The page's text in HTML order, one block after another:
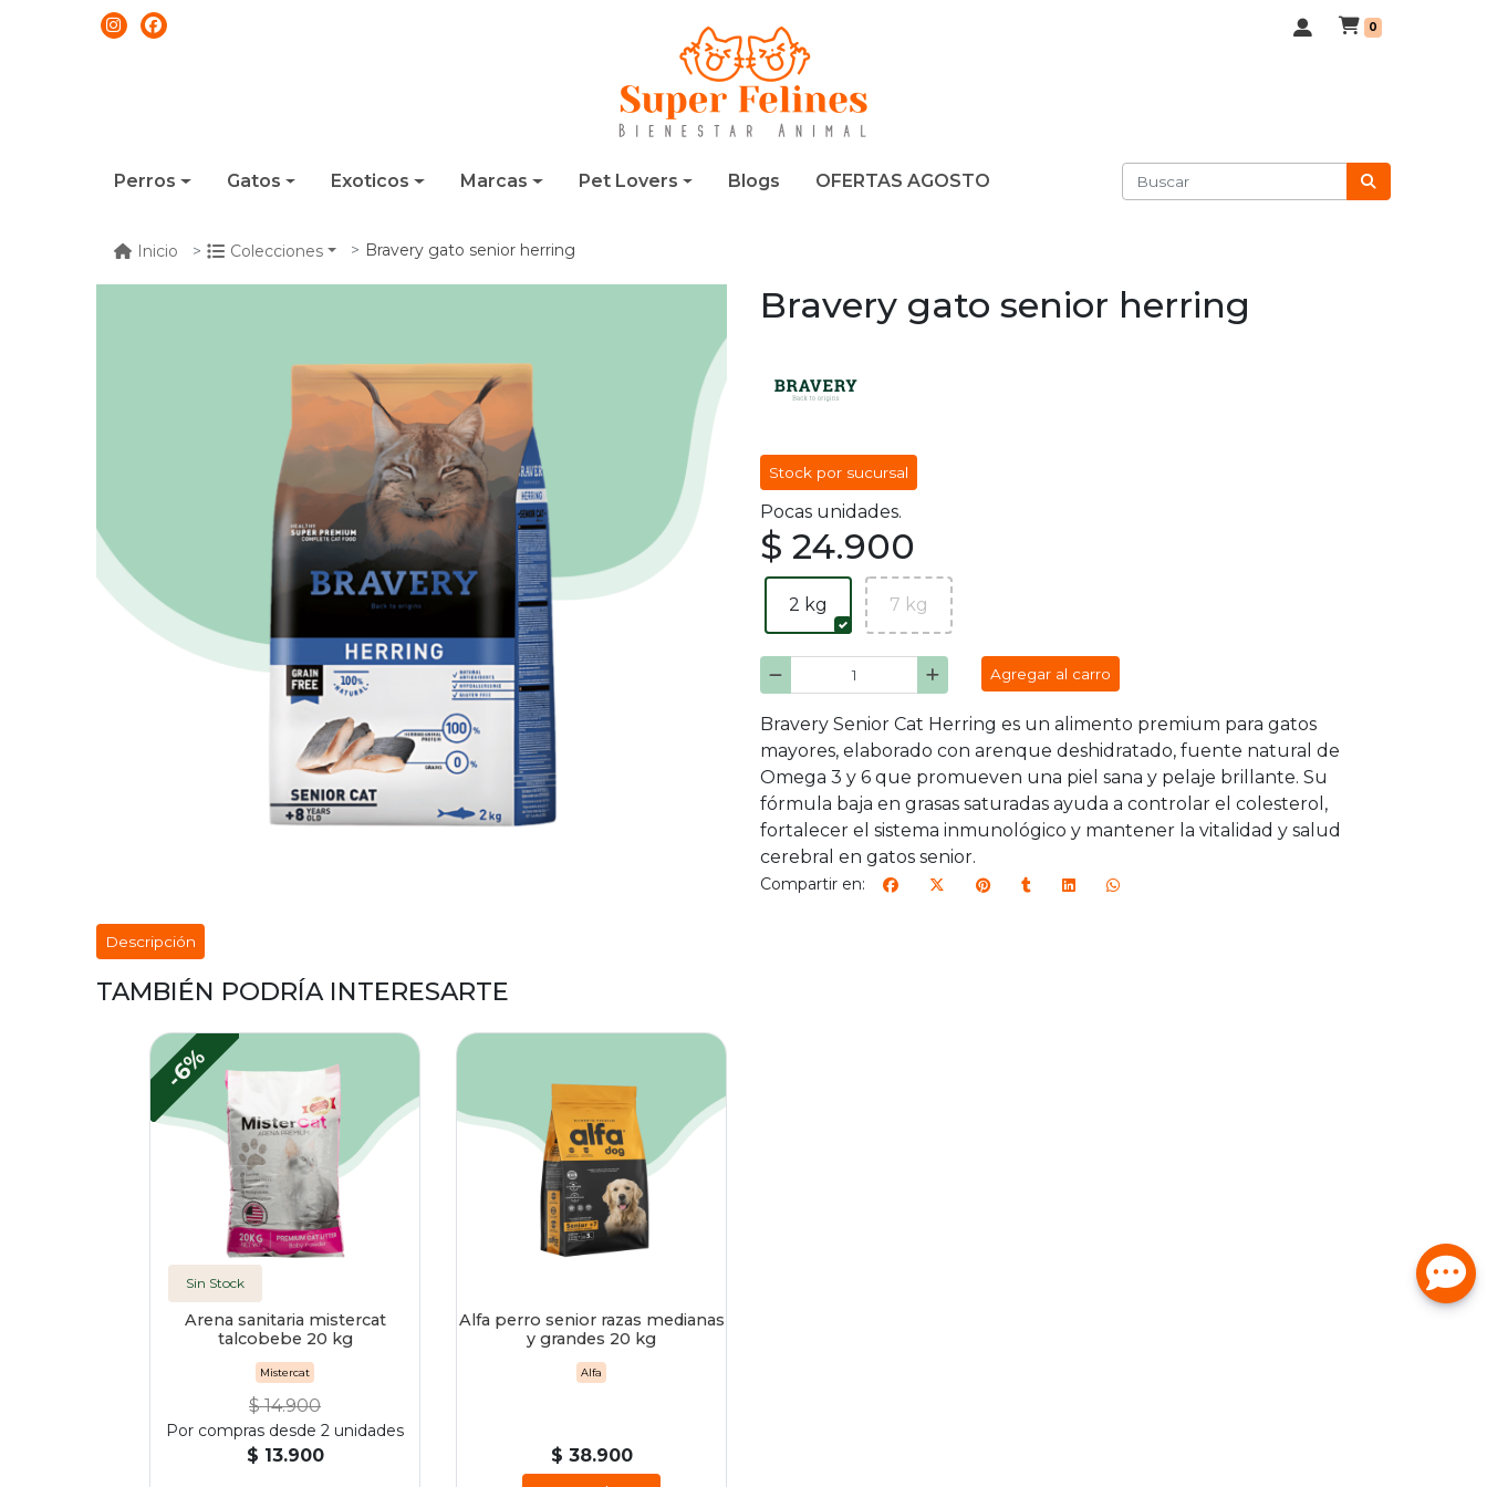
0
Perros Gatos Exoticos Marcas Pet Lovers Blogs OFERTAS AGOSTO
Inicio Colecciones Bravery gato senior herring
Bravery gato senior herring
Stock por sucursal
Pocas unidades.
$ 24.900
2 kg 7 kg
Agregar al carro
Bravery Senior Cat Herring es un alimento premium para gatos
mayores, elaborado con arenque deshidratado, fuente natural de
Omega 3 y 6 que promueven una piel sana y pelaje brillante. Su
fórmula baja en grasas saturadas ayuda a controlar el colesterol,
fortalecer el sistema inmunológico y mantener la vitalidad y salud
cerebral en gatos senior.
Compartir en:
Descripción
TAMBIÉN PODRÍA INTERESARTE
-6%
Sin Stock
Arena sanitaria mistercat
talcobebe 20 kg
Mistercat
$ 14.900
Por compras desde 2 unidades
$ 13.900
Alfa perro senior razas medianas
y grandes 20 kg
Alfa
$ 38.900